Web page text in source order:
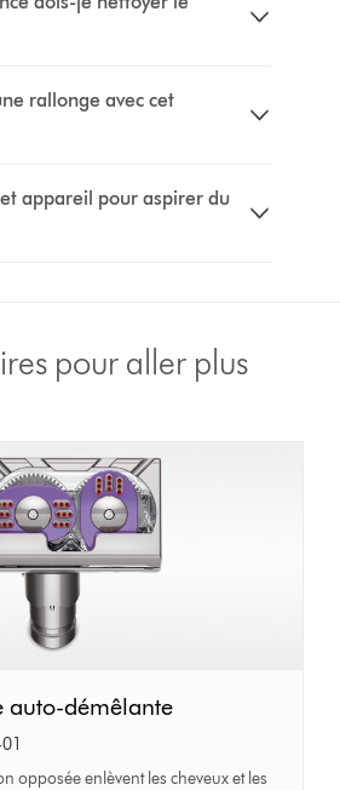
rallonge avec cet
appareil pour aspirer du
pour aller plus
auto-démêlante
opposée enlèvent les cheveux et les